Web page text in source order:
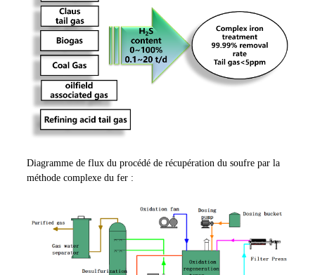
Diagramme de flux du procédé de récupération du soufre par la
méthode complexe du fer :